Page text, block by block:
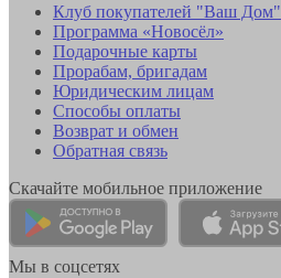
Клуб покупателей "Ваш Дом"
Программа «Новосёл»
Подарочные карты
Прорабам, бригадам
Юридическим лицам
Способы оплаты
Возврат и обмен
Обратная связь
Скачайте мобильное приложение
Мы в соцсетях